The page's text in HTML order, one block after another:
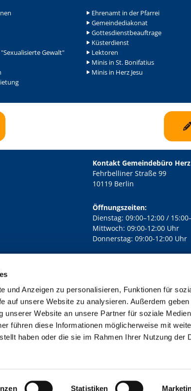
und Anzeigen zu personalisieren, Funktionen für
auf unsere Website zu analysieren. Außerdem geben
unserer Website an unsere Partner für soziale
führen diese Informationen möglicherweise mit
haben oder die sie im Rahmen Ihrer Nutzung der
Statistiken
Gewalt"
Ehrenamt in der Pfarrei
Gemeindediakonat
Gottesdienstbeauftrage
Küsterdienst
Lektoren
Minis in St. Bonifatius
Minis in Herz Jesu
Kontakt Gemeindebüro Herz
Fehrbelliner Straße 99
10119 Berlin
Öffnungszeiten:
Dienstag: 09:00–12:00 /
Mittwoch: 09:00-12:00 Uhr
Donnerstag: 09:00-12:00 Uhr
Berlin-Mitte · Yorckstr. 88C, 10965 Berlin
Kontaktinformationen Impressum